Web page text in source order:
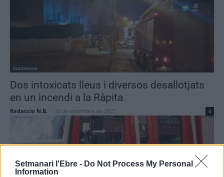
Setmanari l'Ebre - Do Not Process My Personal
Information
Successos
Dos intoxicats lleus i diversos desallotjats
en un incendi a la Ràpita
Redaccio N.B. 16 de setembre de 2021 0